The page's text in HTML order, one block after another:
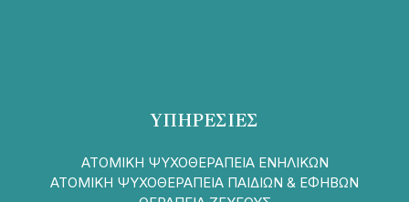
ΥΠΗΡΕΣΙΕΣ
ΑΤΟΜΙΚΗ ΨΥΧΟΘΕΡΑΠΕΙΑ ΕΝΗΛΙΚΩΝ
ΑΤΟΜΙΚΗ ΨΥΧΟΘΕΡΑΠΕΙΑ ΠΑΙΔΙΩΝ & ΕΦΗΒΩΝ